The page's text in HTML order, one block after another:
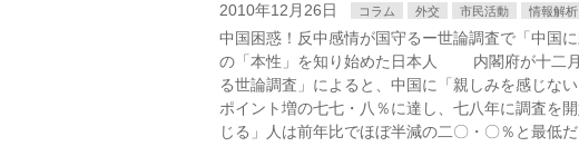
2010年12月26日 コラム 外交 市民活動 情報解析
中国困惑！反中感情が国守るー世論調査で「中国
の「本性」を知り始めた日本人 内閣府が十二月
る世論調査」によると、中国に「親しみを感じな
ポイント増の七七・八％に達し、七八年に調査を
じる」人は前年比でほぼ半減の二〇・〇％と最低だ